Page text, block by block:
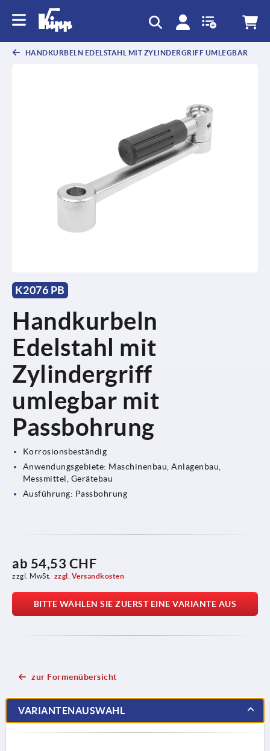
HANDKURBELN EDELSTAHL MIT ZYLINDERGRIFF UMLEGBAR
K2076 PB
Handkurbeln
Edelstahl mit
Zylindergriff
umlegbar mit
Passbohrung
Korrosionsbeständig
Anwendungsgebiete: Maschinenbau, Anlagenbau,
Messmittel, Gerätebau
Ausführung: Passbohrung
ab 54,53 CHF
zzgl. MwSt. zzgl. Versandkosten
BITTE WÄHLEN SIE ZUERST EINE VARIANTE AUS
zur Formenübersicht
VARIANTENAUSWAHL